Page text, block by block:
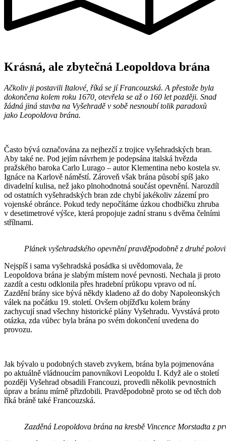
Krásná, ale zbytečná Leopoldova brána
Ačkoliv ji postavili Italové, říká se jí Francouzská. A přestože byla
dokončena kolem roku 1670, otevřela se až o 160 let později. Snad
žádná jiná stavba na Vyšehradě v sobě nesnoubí tolik paradoxů
jako Leopoldova brána.
Často bývá označována za nejhezčí z trojice vyšehradských bran.
Aby také ne. Pod jejím návrhem je podepsána italská hvězda
pražského baroka Carlo Lurago – autor Klementina nebo kostela sv.
Ignáce na Karlově náměstí. Zároveň však brána působí spíš jako
divadelní kulisa, než jako plnohodnotná součást opevnění. Narozdíl
od ostatních vyšehradských bran zde chybí jakékoliv zázemí pro
vojenské obránce. Pokud tedy nepočítáme úzkou chodbičku zhruba
v desetimetrové výšce, která propojuje zadní stranu s dvěma čelními
střílnami.
Plánek vyšehradského opevnění pravděpodobně z druhé
Nejspíš i sama vyšehradská posádka si uvědomovala, že
Leopoldova brána je slabým místem nové pevnosti. Nechala ji proto
zazdít a cestu odklonila přes hradební průkopu vpravo od ní.
Zazdění brány sice bývá někdy kladeno až do doby Napoleonských
válek na počátku 19. století. Ovšem objížďku kolem brány
zachycují snad všechny historické plány Vyšehradu. Vyvstává proto
otázka, zda vůbec byla brána po svém dokončení uvedena do
provozu.
Jak bývalo u podobných staveb zvykem, brána byla pojmenována
po aktuálně vládnoucím panovníkovi Leopoldu I. Když ale o století
později Vyšehrad obsadili Francouzi, provedli několik pevnostních
úprav a bránu mírně přizdobili. Pravděpodobně proto se od těch dob
říká bráně také Francouzská.
Zazděná Leopoldova brána na kresbě Vincence Morstadta z